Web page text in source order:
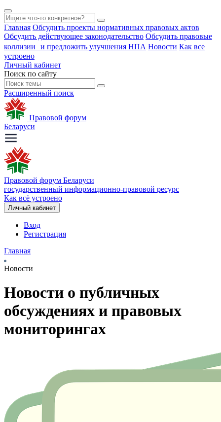
Главная Обсудить проекты нормативных правовых актов
Обсудить действующее законодательство Обсудить правовые
коллизии и предложить улучшения НПА Новости Как все
устроено
Личный кабинет
Поиск по сайту
Расширенный поиск
Правовой форум
Беларуси
Правовой форум Беларуси
государственный информационно-правовой ресурс
Как всё устроено
Личный кабинет
Вход
Регистрация
Главная
Новости
Новости о публичных
обсуждениях и правовых
мониторингах